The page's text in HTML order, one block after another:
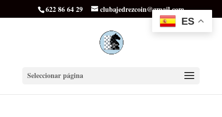
622 86 64 29 clubajedrezcoin@gmail.com
Seleccionar página
ES